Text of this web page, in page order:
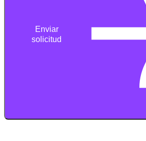
Enviar
solicitud